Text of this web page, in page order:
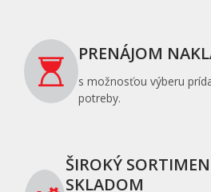
PRENÁJOM
s možnosťou výberu
potreby.
ŠIROKÝ
SKLADOM